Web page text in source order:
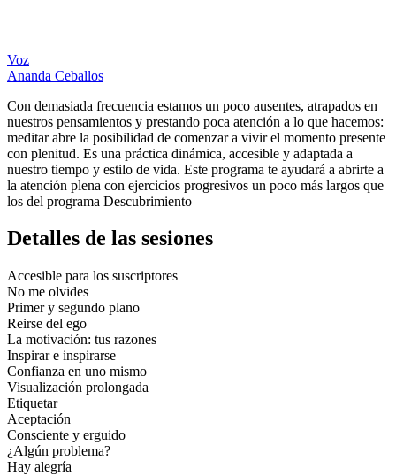
Voz
Ananda Ceballos
Con demasiada frecuencia estamos un poco ausentes, atrapados en
nuestros pensamientos y prestando poca atención a lo que hacemos:
meditar abre la posibilidad de comenzar a vivir el momento presente
con plenitud. Es una práctica dinámica, accesible y adaptada a
nuestro tiempo y estilo de vida. Este programa te ayudará a abrirte a
la atención plena con ejercicios progresivos un poco más largos que
los del programa Descubrimiento
Detalles de las sesiones
Accesible para los suscriptores
No me olvides
Primer y segundo plano
Reirse del ego
La motivación: tus razones
Inspirar e inspirarse
Confianza en uno mismo
Visualización prolongada
Etiquetar
Aceptación
Consciente y erguido
¿Algún problema?
Hay alegría